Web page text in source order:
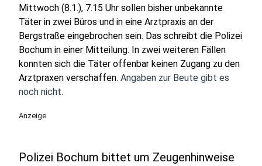
Mittwoch (8.1.), 7.15 Uhr sollen bisher unbekannte
Täter in zwei Büros und in eine Arztpraxis an der
Bergstraße eingebrochen sein. Das schreibt die Polizei
Bochum in einer Mitteilung. In zwei weiteren Fällen
konnten sich die Täter offenbar keinen Zugang zu den
Arztpraxen verschaffen. Angaben zur Beute gibt es
noch nicht.
Anzeige
Polizei Bochum bittet um Zeugenhinweise